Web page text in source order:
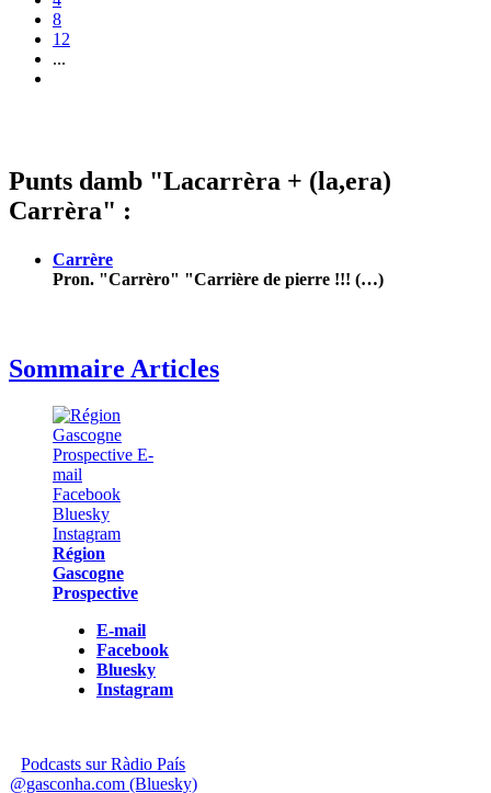
8
12
...
Punts damb "Lacarrèra + (la,era)
Carrèra" :
Carrère
Pron. "Carrèro" "Carrière de pierre !!! (…)
Sommaire Articles
Région
Gascogne
Prospective
E-mail
Facebook
Bluesky
Instagram
Podcasts sur Ràdio País
@gasconha.com (Bluesky)